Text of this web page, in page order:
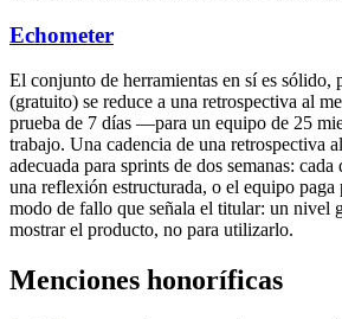
Echometer
El conjunto de herramientas en sí es sólido,
(gratuito) se reduce a una retrospectiva al
prueba de 7 días —para un equipo de 25
trabajo. Una cadencia de una retrospectiva
adecuada para sprints de dos semanas:
una reflexión estructurada, o el equipo
modo de fallo que señala el titular: un nivel
mostrar el producto, no para utilizarlo.
Menciones honoríficas